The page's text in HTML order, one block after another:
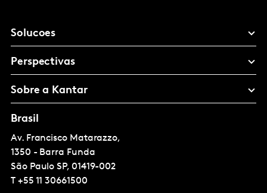
Solucoes
Perspectivas
Sobre a Kantar
Brasil
Av. Francisco Matarazzo,
1350 - Barra Funda
São Paulo SP, 01419-002
T +55 11 30661500